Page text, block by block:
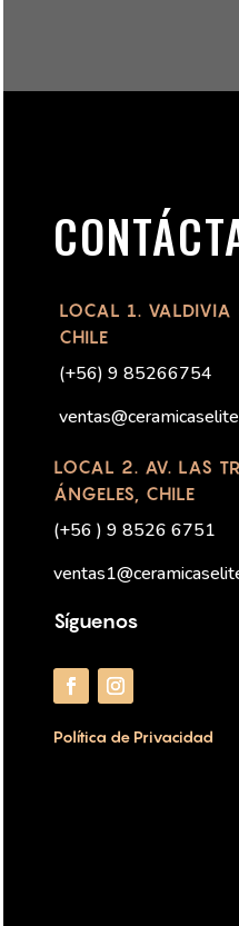
LOCAL 1. VALDIVIA
CHILE
(+56) 9 85266754
LOCAL 2. AV. LAS
ÁNGELES, CHILE
(+56 ) 9 8526 6751
Síguenos
Política de Privacidad